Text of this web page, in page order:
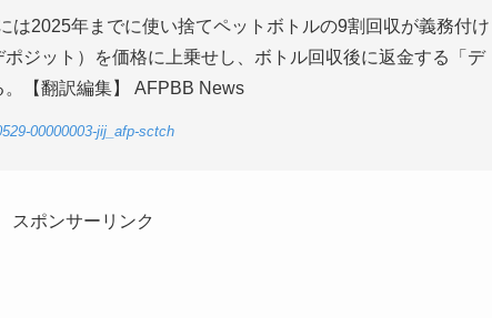
は2025年までに使い捨てペットボトルの9割回収が義務付け
ジット）を価格に上乗せし、ボトル回収後に返金する「デ
【翻訳編集】 AFPBB News
00000003-jij_afp-sctch
スポンサーリンク